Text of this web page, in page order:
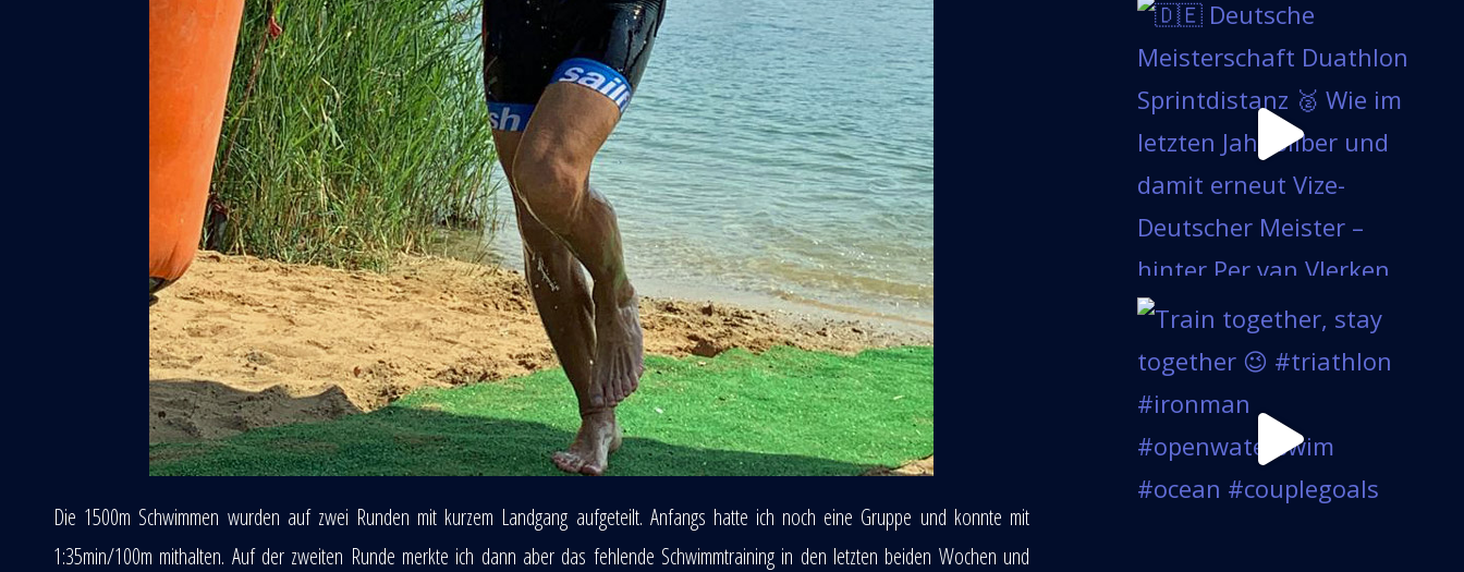
Die 1500m Schwimmen wurden auf zwei Runden mit kurzem Landgang aufgeteilt. Anfangs hatte ich noch eine Gruppe und konnte mit
1:35min/100m mithalten. Auf der zweiten Runde merkte ich dann aber das fehlende Schwimmtraining in den letzten beiden Wochen und